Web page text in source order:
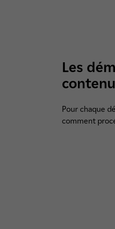
Les
Pour chaque
comment